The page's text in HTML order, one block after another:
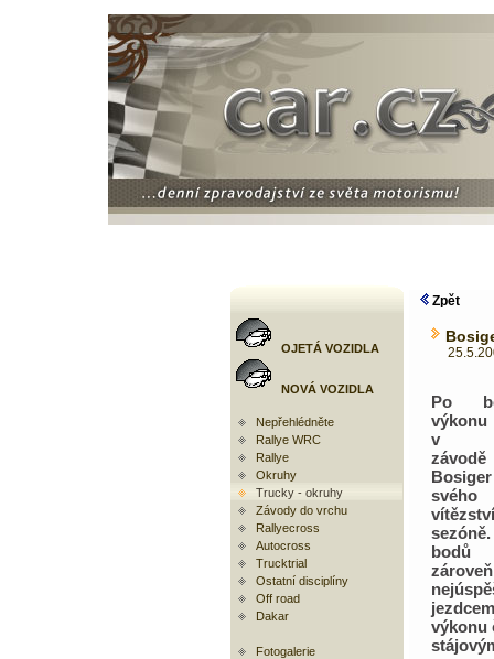
OJETÁ VOZIDLA
NOVÁ VOZIDLA
Nepřehlédněte
Rallye WRC
Rallye
Okruhy
Trucky - okruhy
Závody do vrchu
Rallyecross
Autocross
Trucktrial
Ostatní disciplíny
Off road
Dakar
Fotogalerie
Zpět
Po
výkonu
v
zároveň
výkonu